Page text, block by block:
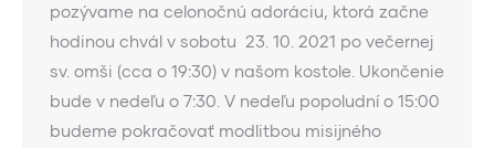
pozývame na celonočnú adoráciu, ktorá začne
hodinou chvál v sobotu 23. 10. 2021 po večernej
sv. omši (cca o 19:30) v našom kostole. Ukončenie
bude v nedeľu o 7:30. V nedeľu popoludní o 15:00
budeme pokračovať modlitbou misijného